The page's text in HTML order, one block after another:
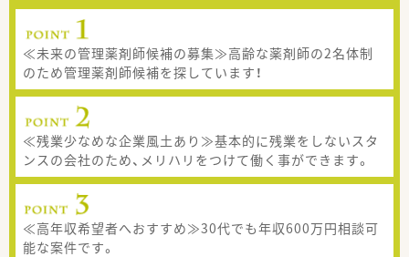
≪未来の管理薬剤師候補の募集≫高齢な薬剤師の2名体制
のため管理薬剤師候補を探しています！
≪残業少なめな企業風土あり≫基本的に残業をしないスタ
ンスの会社のため、メリハリをつけて働く事ができます。
≪高年収希望者へおすすめ≫30代でも年収600万円相談可
能な案件です。